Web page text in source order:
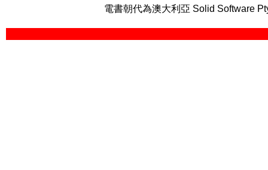
電書朝代為澳大利亞 Solid Software